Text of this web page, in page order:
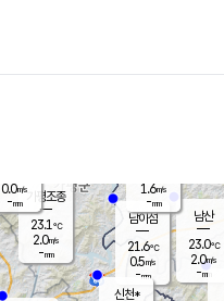
남이섬
21.6℃
0.5m/s
-mm
남산
23.0℃
2.0m/s
-mm
1.6m/s
-mm
가평조종
23.1℃
2.0m/s
-mm
신천*
0.0m/s
-mm